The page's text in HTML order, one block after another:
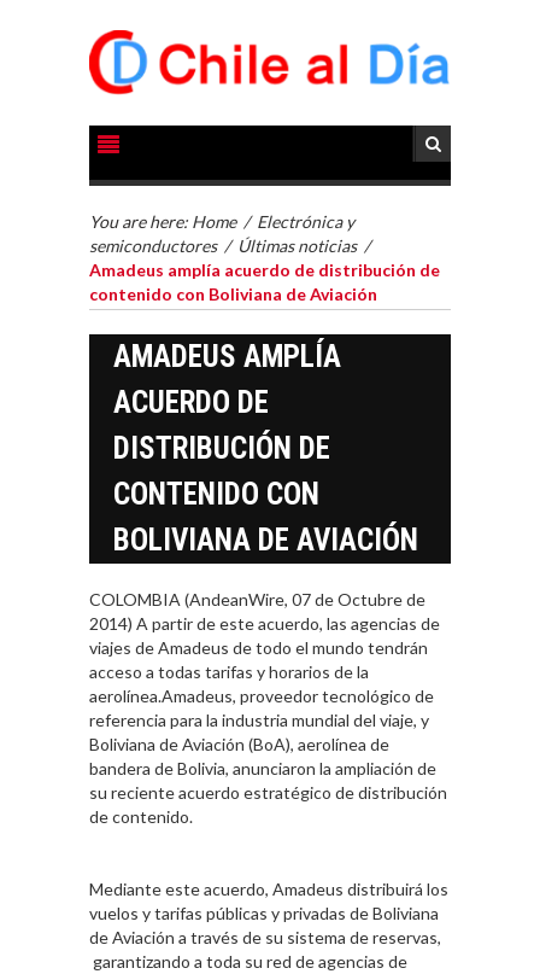
You are here: Home / Electrónica y
semiconductores / Últimas noticias /
Amadeus amplía acuerdo de distribución de
contenido con Boliviana de Aviación
AMADEUS AMPLÍA
ACUERDO DE
DISTRIBUCIÓN DE
CONTENIDO CON
BOLIVIANA DE AVIACIÓN
COLOMBIA (AndeanWire, 07 de Octubre de
2014) A partir de este acuerdo, las agencias de
viajes de Amadeus de todo el mundo tendrán
acceso a todas tarifas y horarios de la
aerolínea.Amadeus, proveedor tecnológico de
referencia para la industria mundial del viaje, y
Boliviana de Aviación (BoA), aerolínea de
bandera de Bolivia, anunciaron la ampliación de
su reciente acuerdo estratégico de distribución
de contenido.
Mediante este acuerdo, Amadeus distribuirá los
vuelos y tarifas públicas y privadas de Boliviana
de Aviación a través de su sistema de reservas,
garantizando a toda su red de agencias de